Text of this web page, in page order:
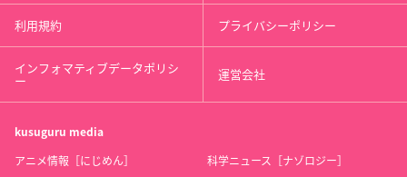
利用規約 プライバシーポリシー
インフォマティブデータポリシ
ー 運営会社
kusuguru media
アニメ情報［にじめん］
科学ニュース［ナゾロジー］